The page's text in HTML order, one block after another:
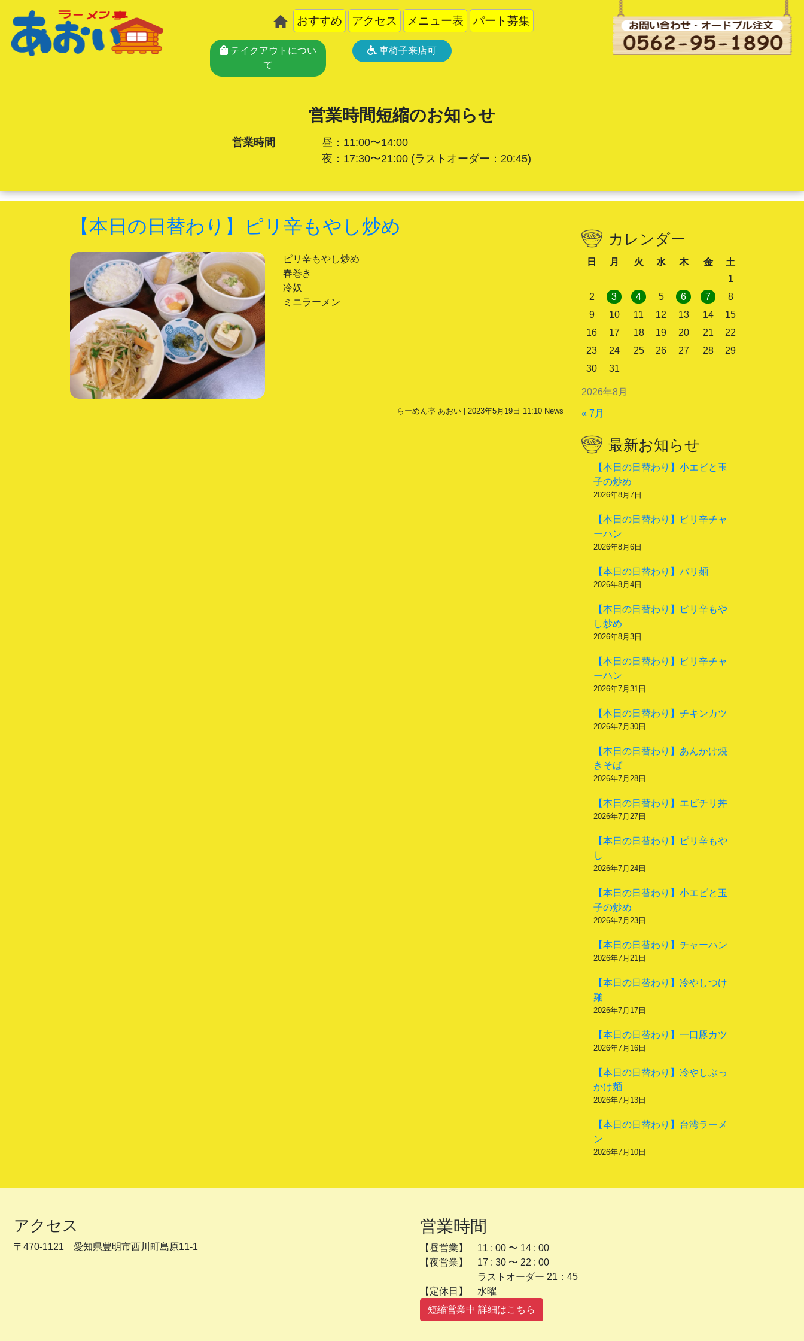
おすすめ アクセス メニュー表 パート募集
テイクアウトについ
て
車椅子来店可
営業時間短縮のお知らせ
営業時間
昼：11:00〜14:00
夜：17:30〜21:00(ラストオーダー：20:45)
【本日の日替わり】ピリ辛もやし炒め
ピリ辛もやし炒め
春巻き
冷奴
ミニラーメン
らーめん亭 あおい | 2023年5月19日 11:10 News
カレンダー
2026年8月
日 月 火 水 木 金
土
1
2
3 4 5 6 7
8
9
10 11 12 13 14
15
16
17 18 19 20 21
22
23
24 25 26 27 28
29
30
31
« 7月
最新お知らせ
【本日の日替わり】小エビと玉
子の炒め
2026年8月7日
【本日の日替わり】ピリ辛チャ
ーハン
2026年8月6日
【本日の日替わり】バリ麺
2026年8月4日
【本日の日替わり】ピリ辛もや
し炒め
2026年8月3日
【本日の日替わり】ピリ辛チャ
ーハン
2026年7月31日
【本日の日替わり】チキンカツ
2026年7月30日
【本日の日替わり】あんかけ焼
きそば
2026年7月28日
【本日の日替わり】エビチリ丼
2026年7月27日
【本日の日替わり】ピリ辛もや
し
2026年7月24日
【本日の日替わり】小エビと玉
子の炒め
2026年7月23日
【本日の日替わり】チャーハン
2026年7月21日
【本日の日替わり】冷やしつけ
麺
2026年7月17日
【本日の日替わり】一口豚カツ
2026年7月16日
【本日の日替わり】冷やしぶっ
かけ麺
2026年7月13日
【本日の日替わり】台湾ラーメ
ン
2026年7月10日
アクセス
〒470-1121 愛知県豊明市西川町島原11-1
営業時間
【昼営業】 11 : 00 〜 14 : 00
【夜営業】 17 : 30 〜 22 : 00
ラストオーダー 21：45
【定休日】 水曜
短縮営業中 詳細はこちら